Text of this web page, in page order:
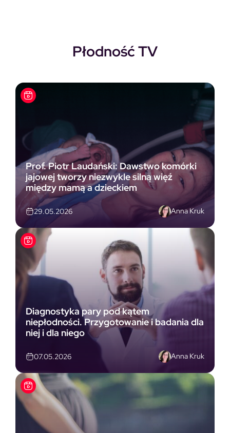
Płodność TV
Prof. Piotr Laudański: Dawstwo komórki
jajowej tworzy niezwykle silną więź
między mamą a dzieckiem
29.05.2026 Anna Kruk
Diagnostyka pary pod kątem
niepłodności. Przygotowanie i badania dla
niej i dla niego
07.05.2026 Anna Kruk